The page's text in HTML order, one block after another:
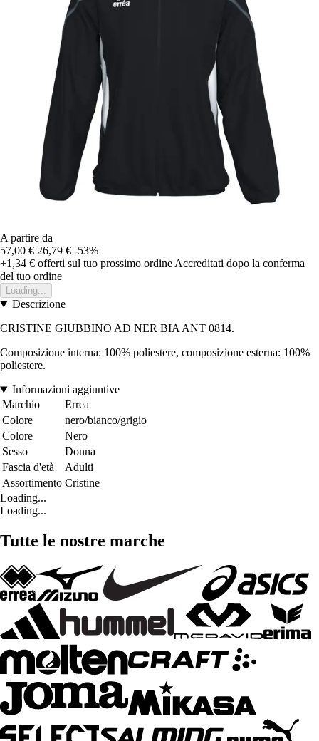
A partire da
57,00 € 26,79 € -53%
+1,34 € offerti sul tuo prossimo ordine Accreditati dopo la conferma
del tuo ordine
Loading...
Descrizione
CRISTINE GIUBBINO AD NER BIA ANT 0814.
Composizione interna: 100% poliestere, composizione esterna: 100%
poliestere.
Informazioni aggiuntive
Marchio
Errea
Colore
nero/bianco/grigio
Colore
Nero
Sesso
Donna
Fascia d'età
Adulti
Assortimento Cristine
Loading...
Loading...
Tutte le nostre marche